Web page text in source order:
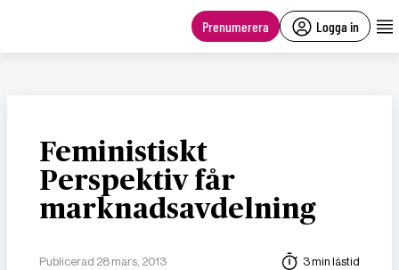
Prenumerera Logga in
Feministiskt
Perspektiv får
marknadsavdelning
Publicerad 28 mars, 2013 3 min lästid